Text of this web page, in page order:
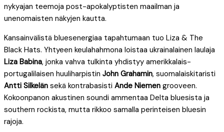
nykyajan teemoja post-apokalyptisten maailman ja
unenomaisten näkyjen kautta.
Kansainvälistä bluesenergiaa tapahtumaan tuo Liza & The
Black Hats. Yhtyeen keulahahmona loistaa ukrainalainen laulaja
Liza Babina, jonka vahva tulkinta yhdistyy amerikkalais-
portugalilaisen huuliharpistin John Grahamin, suomalaiskitaristi
Antti Silkelän sekä kontrabasisti Ande Niemen grooveen.
Kokoonpanon akustinen soundi ammentaa Delta bluesista ja
southern rockista, mutta rikkoo samalla perinteisen bluesin
rajoja.